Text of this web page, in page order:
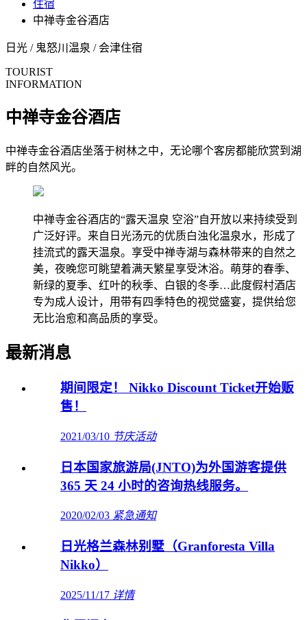
住宿
中禅寺金谷酒店
日光 / 鬼怒川温泉 / 会津住宿
TOURIST
INFORMATION
中禅寺金谷酒店
中禅寺金谷酒店坐落于树林之中，无论哪个客房都能欣赏到湖
畔的自然风光。
中禅寺金谷酒店的“露天温泉 空浴”自开放以来持续受到
广泛好评。来自日光汤元的优质白浊化温泉水，形成了
挂流式的露天温泉。享受中禅寺湖与森林带来的自然之
美，夜晚您可眺望着满天繁星享受沐浴。萌芽的春季、
新绿的夏季、红叶的秋季、白银的冬季…此度假村酒店
专为成人设计，用带有四季特色的视觉盛宴，提供给您
无比治愈和高品质的享受。
最新消息
期间限定！ Nikko Discount Ticket开始贩
售！
2021/03/10 节庆活动
日本国家旅游局(JNTO)为外国游客提供
365 天 24 小时的咨询热线服务。
2020/02/03 紧急通知
日光格兰森林别墅（Granforesta Villa
Nikko）
2025/11/17 详情